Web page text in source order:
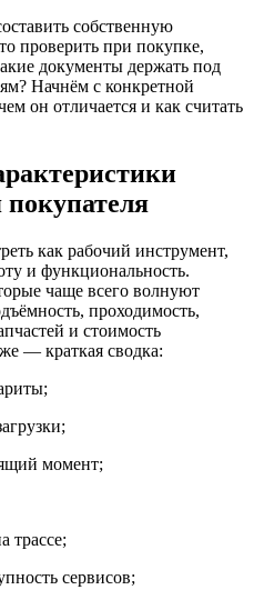
собственную
проверить при покупке,
документы держать под
Начнём с конкретной
он отличается и как считать
как рабочий инструмент,
и функциональность.
чаще всего волнуют
проходимость,
и стоимость
— краткая сводка:
момент;
трассе;
сервисов;